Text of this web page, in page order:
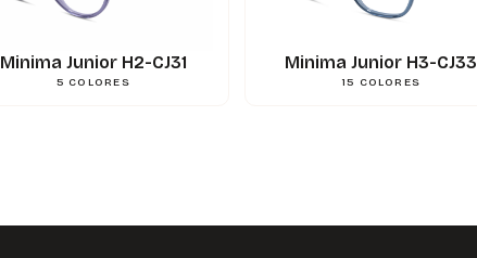
Minima Junior H2-CJ31
5 COLORES
Minima Junior H3-CJ33
15 COLORES